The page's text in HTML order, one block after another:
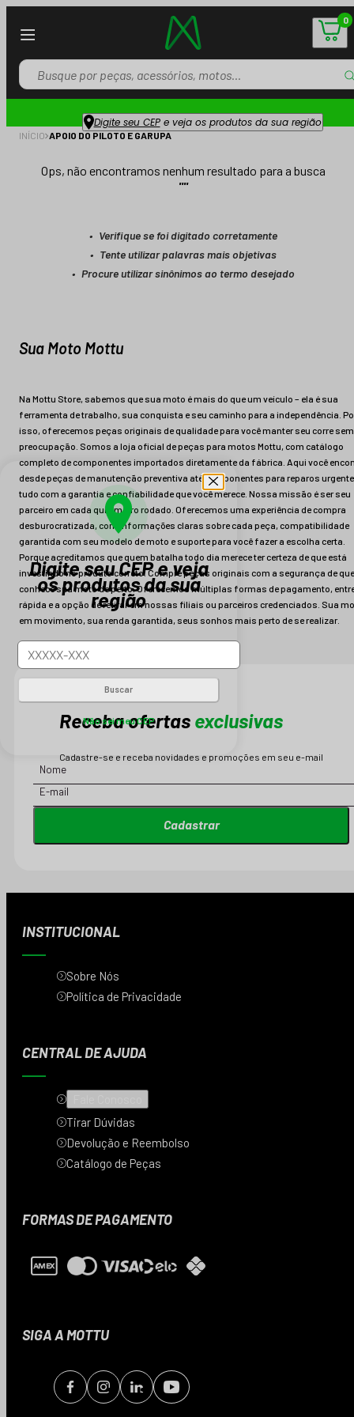
0
Digite seu CEPe veja os produtos da sua região
INÍCIO APOIO DO PILOTO E GARUPA
Ops, não encontramos nenhum resultado para a busca
""
Verifique se foi digitado corretamente
Tente utilizar palavras mais objetivas
Procure utilizar sinônimos ao termo desejado
Sua Moto Mottu
Na Mottu Store, sabemos que sua moto é mais do que um veículo – ela é sua
ferramenta de trabalho, sua conquista e seu caminho para a independência.
isso, oferecemos peças originais de qualidade para você manter seu corre sem
preocupação. Somos a loja oficial de peças para motos Mottu, com catálogo
completo de componentes importados diretamente da fábrica. Aqui você
desde peças de manutenção preventiva até componentes para reparos
tudo com a garantia e confiabilidade que você merece. Nossa missão é ser seu
parceiro em cada quilômetro rodado. Oferecemos uma experiência de compra
desburocratizada, com informações claras sobre cada peça, compatibilidade
garantida com seu modelo de moto e suporte para você fazer a escolha certa.
Porque acreditamos que quem batalha todo dia merece ter certeza de que está
investindo no produto correto. Compre peças originais com a segurança de
conhece sua moto de perto. Oferecemos múltiplas formas de pagamento,
rápida e a opção de retirar em nossas filiais ou parceiros credenciados. Sua
em movimento, sua renda garantida, seus sonhos mais perto de se realizar.
Receba ofertas exclusivas
Cadastre-se e receba novidades e promoções em seu e-mail
Cadastrar
INSTITUCIONAL
Sobre Nós
Política de Privacidade
CENTRAL DE AJUDA
Tirar Dúvidas
Devolução e Reembolso
Catálogo de Peças
FORMAS DE PAGAMENTO
SIGA A MOTTU
Digite seu CEP e veja
os produtos da sua
região
Buscar
Não sei meu CEP